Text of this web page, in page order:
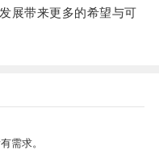
展带来更多的希望与可
需求。